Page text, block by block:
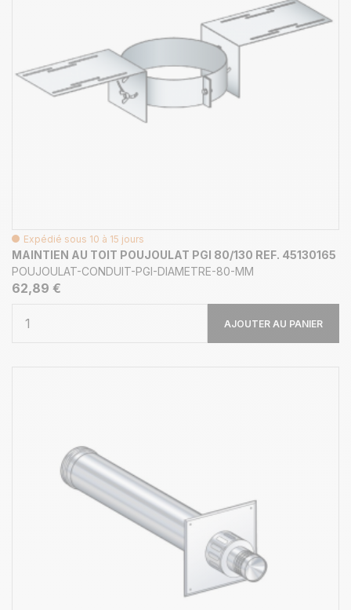
Expédié sous 10 à 15 jours
MAINTIEN AU TOIT POUJOULAT PGI 80/130 REF. 45130165
POUJOULAT-CONDUIT-PGI-DIAMETRE-80-MM
62,89 €
AJOUTER AU PANIER